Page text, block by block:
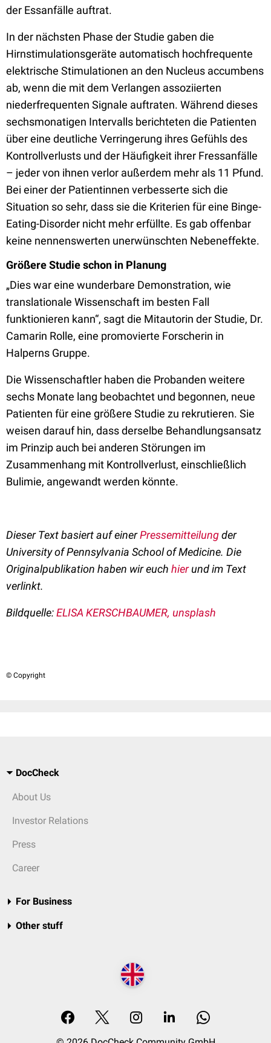
der Essanfälle auftrat.
In der nächsten Phase der Studie gaben die
Hirnstimulationsgeräte automatisch hochfrequente
elektrische Stimulationen an den Nucleus accumbens
ab, wenn die mit dem Verlangen assoziierten
niederfrequenten Signale auftraten. Während dieses
sechsmonatigen Intervalls berichteten die Patienten
über eine deutliche Verringerung ihres Gefühls des
Kontrollverlusts und der Häufigkeit ihrer Fressanfälle
– jeder von ihnen verlor außerdem mehr als 11 Pfund.
Bei einer der Patientinnen verbesserte sich die
Situation so sehr, dass sie die Kriterien für eine Binge-
Eating-Disorder nicht mehr erfüllte. Es gab offenbar
keine nennenswerten unerwünschten Nebeneffekte.
Größere Studie schon in Planung
„Dies war eine wunderbare Demonstration, wie
translationale Wissenschaft im besten Fall
funktionieren kann“, sagt die Mitautorin der Studie, Dr.
Camarin Rolle, eine promovierte Forscherin in
Halperns Gruppe.
Die Wissenschaftler haben die Probanden weitere
sechs Monate lang beobachtet und begonnen, neue
Patienten für eine größere Studie zu rekrutieren. Sie
weisen darauf hin, dass derselbe Behandlungsansatz
im Prinzip auch bei anderen Störungen im
Zusammenhang mit Kontrollverlust, einschließlich
Bulimie, angewandt werden könnte.
Dieser Text basiert auf einerPressemitteilungder
University of Pennsylvania School of Medicine. Die
Originalpublikation haben wir euch hierund im Text
verlinkt.
Bildquelle:ELISA KERSCHBAUMER, unsplash
© Copyright
DocCheck
About Us
Investor Relations
Press
Career
For Business
Other stuff